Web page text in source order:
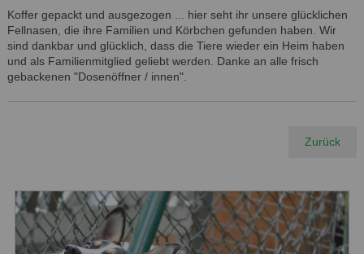
Koffer gepackt und ausgezogen ... hier seht ihr unsere glücklichen
Fellnasen, die ihre Familien und Körbchen gefunden haben. Wir
sind dankbar und glücklich, dass die Tiere wieder ein Heim haben
und als Familienmitglied geliebt werden. Danke an alle frisch
gebackenen "Dosenöffner / innen".
Zurück